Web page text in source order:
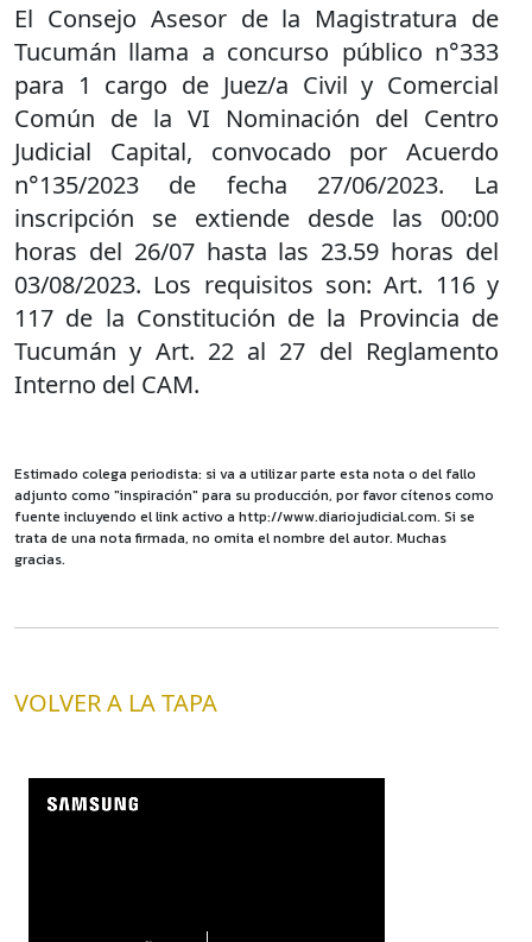
El Consejo Asesor de la Magistratura de
Tucumán llama a concurso público n°333
para 1 cargo de Juez/a Civil y Comercial
Común de la VI Nominación del Centro
Judicial Capital, convocado por Acuerdo
n°135/2023 de fecha 27/06/2023. La
inscripción se extiende desde las 00:00
horas del 26/07 hasta las 23.59 horas del
03/08/2023. Los requisitos son: Art. 116 y
117 de la Constitución de la Provincia de
Tucumán y Art. 22 al 27 del Reglamento
Interno del CAM.
Estimado colega periodista: si va a utilizar parte esta nota o del fallo
adjunto como "inspiración" para su producción, por favor cítenos como
fuente incluyendo el link activo a http://www.diariojudicial.com. Si se
trata de una nota firmada, no omita el nombre del autor. Muchas
gracias.
VOLVER A LA TAPA